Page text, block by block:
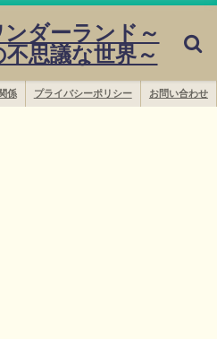
ダーランド～
思議な世界～
係 プライバシーポリシー お問い合わせ